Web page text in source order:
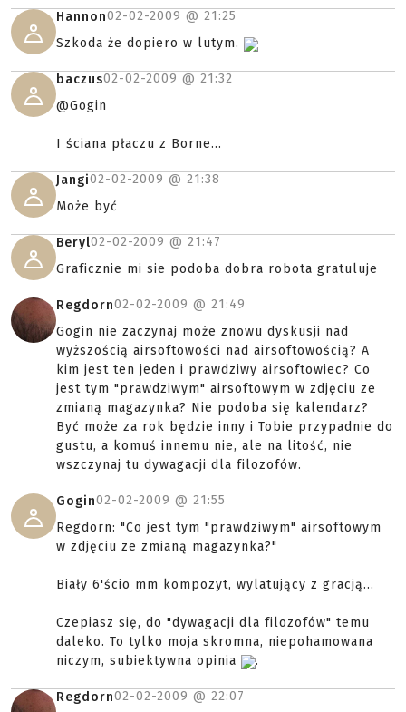
Hannon02-02-2009 @ 21:25
Szkoda że dopiero w lutym.
baczus02-02-2009 @ 21:32
@Gogin
I ściana płaczu z Borne...
Jangi02-02-2009 @ 21:38
Może być
Beryl02-02-2009 @ 21:47
Graficznie mi sie podoba dobra robota gratuluje
Regdorn02-02-2009 @ 21:49
Gogin nie zaczynaj może znowu dyskusji nad
wyższością airsoftowości nad airsoftowością? A
kim jest ten jeden i prawdziwy airsoftowiec? Co
jest tym "prawdziwym" airsoftowym w zdjęciu ze
zmianą magazynka? Nie podoba się kalendarz?
Być może za rok będzie inny i Tobie przypadnie do
gustu, a komuś innemu nie, ale na litość, nie
wszczynaj tu dywagacji dla filozofów.
Gogin02-02-2009 @ 21:55
Regdorn: "Co jest tym "prawdziwym" airsoftowym
w zdjęciu ze zmianą magazynka?"
Biały 6'ścio mm kompozyt, wylatujący z gracją...
Czepiasz się, do "dywagacji dla filozofów" temu
daleko. To tylko moja skromna, niepohamowana
niczym, subiektywna opinia
.
Regdorn02-02-2009 @ 22:07